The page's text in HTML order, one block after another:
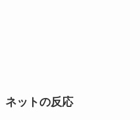
ネットの反応